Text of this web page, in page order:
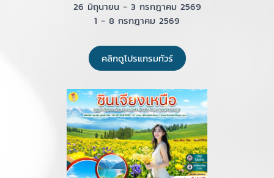
26 มิถุนายน - 3 กรกฎาคม 2569
1 - 8 กรกฎาคม 2569
คลิกดูโปรแกรมทัวร์